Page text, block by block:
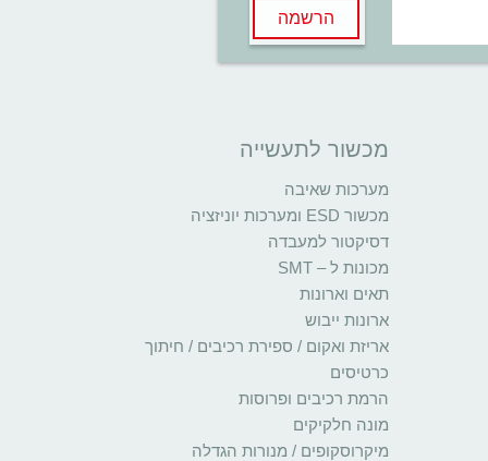
הרשמה
מכשור לתעשייה
מערכות שאיבה
מכשור ESD ומערכות יוניזציה
דסיקטור למעבדה
מכונות ל – SMT
תאים וארונות
ארונות ייבוש
אריזת ואקום / ספירת רכיבים / חיתוך
כרטיסים
הרמת רכיבים ופרוסות
מונה חלקיקים
מיקרוסקופים / מנורות הגדלה